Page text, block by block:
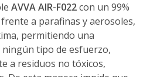
AVVA AIR-F022con un 99%
a parafinas y aerosoles,
permitiendo una
tipo de esfuerzo,
a residuos no tóxicos,